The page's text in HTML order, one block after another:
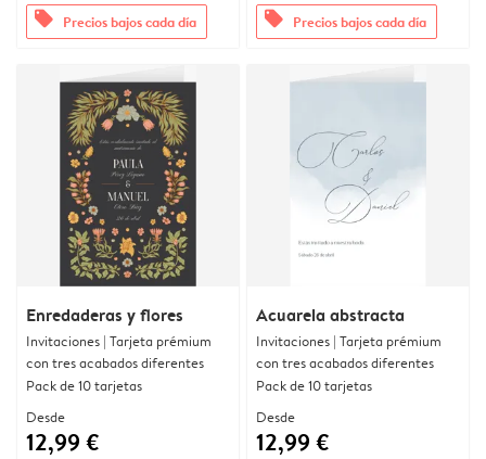
offers Precios bajos cada día offers Precios bajos cada día
Enredaderas y flores
Invitaciones | Tarjeta prémium
con tres acabados diferentes
Pack de 10 tarjetas
Desde
12,99 €
Acuarela abstracta
Invitaciones | Tarjeta prémium
con tres acabados diferentes
Pack de 10 tarjetas
Desde
12,99 €